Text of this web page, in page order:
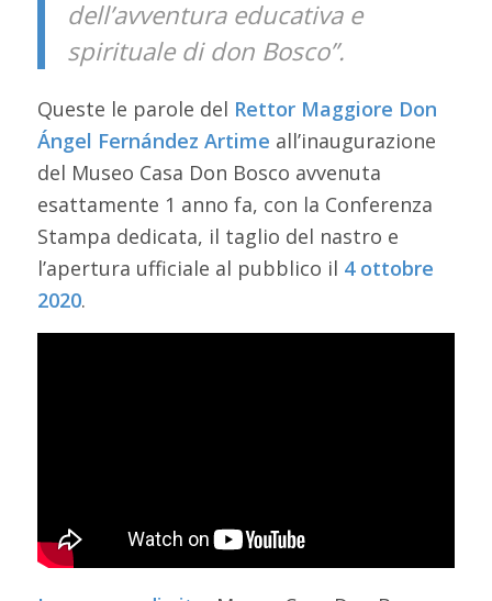
dell’avventura educativa e
spirituale di don Bosco”.
Queste le parole del Rettor Maggiore Don
Ángel Fernández Artime all’inaugurazione
del Museo Casa Don Bosco avvenuta
esattamente 1 anno fa, con la Conferenza
Stampa dedicata, il taglio del nastro e
l’apertura ufficiale al pubblico il 4 ottobre
2020.